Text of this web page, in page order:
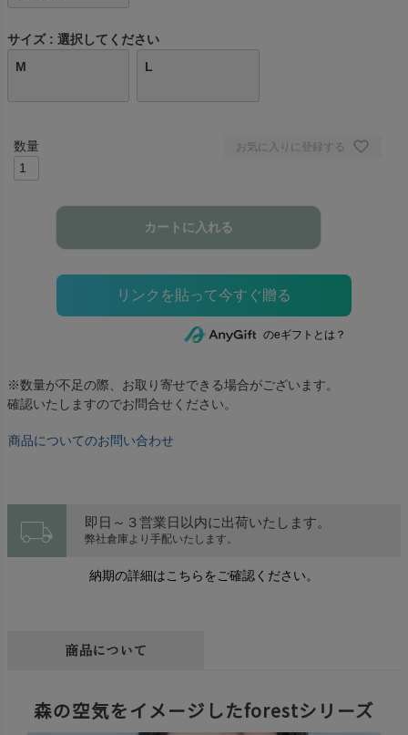
サイズ
選択してください
M
L
お気に入りに登録する
カートに入れる
のeギフトとは？
※数量が不足の際、お取り寄せできる場合がございます。
確認いたしますのでお問合せください。
商品についてのお問い合わせ
local_shipping 即日～３営業日以内に出荷いたします。
弊社倉庫より手配いたします。
納期の詳細はこちらをご確認ください。
商品について
森の空気をイメージしたforestシリーズ